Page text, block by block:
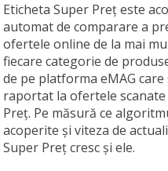
Eticheta Super Preț este
automat de comparare a
ofertele online de la mai
fiecare categorie de
de pe platforma eMAG
raportat la ofertele
Preț. Pe măsură ce
acoperite și viteza de
Super Preț cresc și ele.